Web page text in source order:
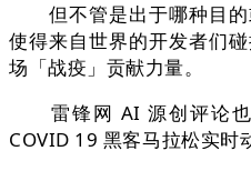
但不管是出于哪种目的
使得来自世界的开发者们
场「战疫」贡献力量。
雷锋网 AI 源创评论也
COVID 19 黑客马拉松实时